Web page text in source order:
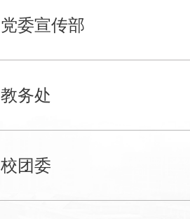
党委宣传部
教务处
校团委